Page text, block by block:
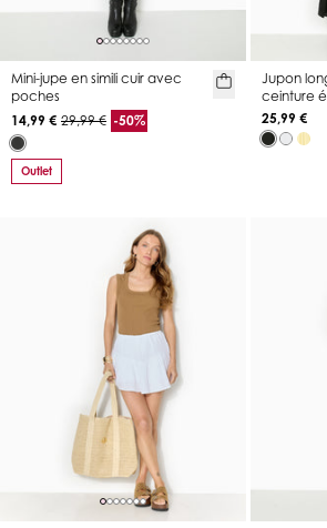
Mini-jupe en simili cuir avec
poches
14,99 € 29,99 € -50%
Outlet
Jupon
ceinture
25,99 €